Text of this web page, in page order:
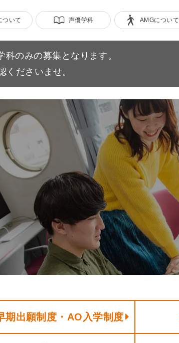
ついて 声優学科 AMGについて
のみの募集となります。
くださいませ。
期出願制度・AO入学制度